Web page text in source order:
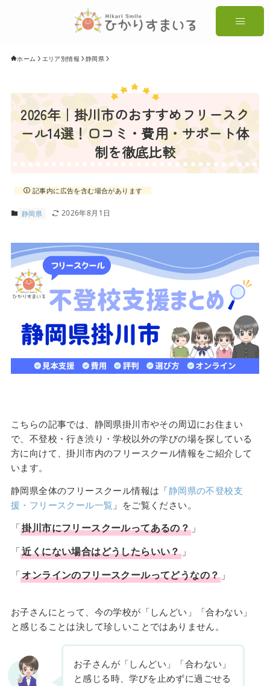
ホーム エリア別情報 静岡県
2026年｜掛川市のおすすめフリースク
ール14選！口コミ・費用・サポート体
制を徹底比較
記事内に広告を含む場合があります
静岡県 2026年8月1日
こちらの記事では、静岡県掛川市やその周辺にお住まい
で、不登校・行き渋り・学校以外の学びの場を探している
方に向けて、掛川市内のフリースクール情報をご紹介して
います。
静岡県全体のフリースクール情報は「静岡県の不登校支
援・フリースクール一覧 」をご覧ください。
「掛川市にフリースクールってあるの？ 」
「近くにない場合はどうしたらいい？」
「オンラインのフリースクールってどうなの？ 」
お子さんにとって、今の学校が「しんどい」「合わない」
と感じることは決して珍しいことではありません。
お子さんが「しんどい」「合わない」
と感じる時、学びを止めずに過ごせる